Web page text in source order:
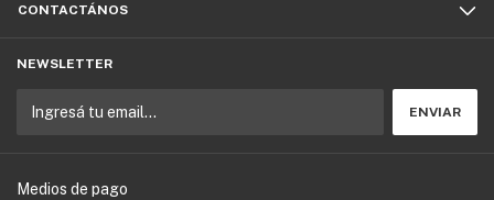
CONTACTÁNOS
NEWSLETTER
Medios de pago